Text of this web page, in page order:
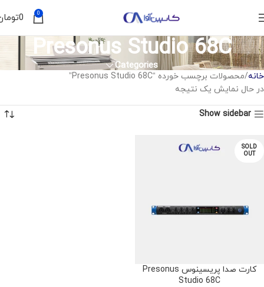
0
0
Presonus Studio 68C
Categories
خانه محصولات برچسب خورده “Presonus Studio 68C”
در حال نمایش یک نتیجه
Show sidebar
SOLD
OUT
کارت صدا پریسینوس Presonus
Studio 68C